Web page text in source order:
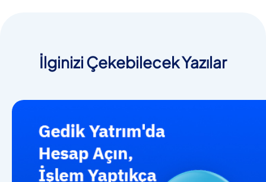
İlginizi Çekebilecek Yazılar